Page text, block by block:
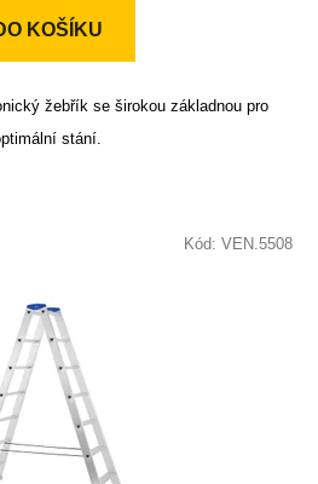
z
KOŠÍKU
žebřík se širokou základnou pro
stání.
Kód: VEN.5508